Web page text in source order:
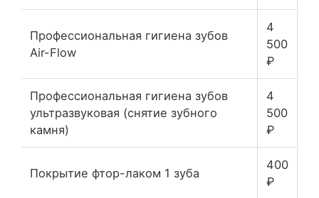
Профессиональная гигиена зубов
Air-Flow
4
500
₽
Профессиональная гигиена зубов
ультразвуковая (снятие зубного
камня)
4
500
₽
Покрытие фтор-лаком 1 зуба
400
₽